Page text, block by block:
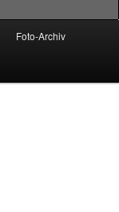
Foto-Archiv